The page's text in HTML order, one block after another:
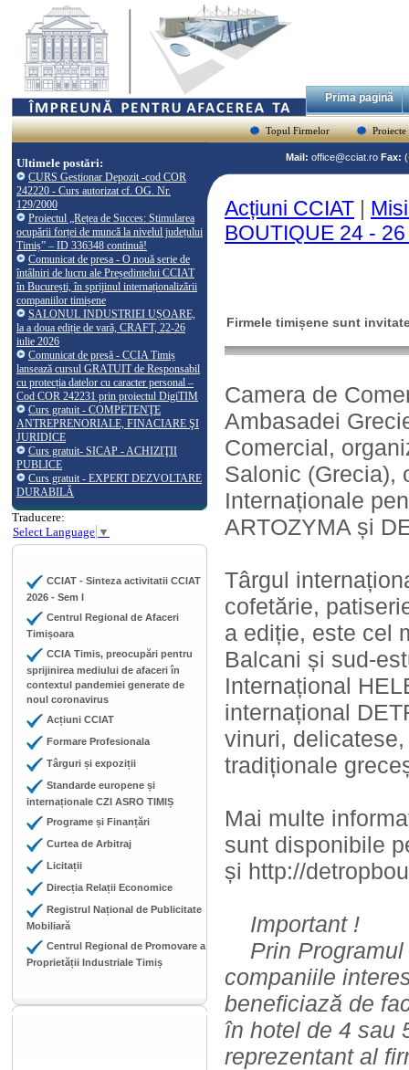
Prima pagină
Topul Firmelor Proiecte
Ultimele postări:
CURS Gestionar Depozit -cod COR
242220 - Curs autorizat cf. OG. Nr.
129/2000
Proiectul „Rețea de Succes: Stimularea
ocupării forței de muncă la nivelul județului
Timiș” – ID 336348 continuă!
Comunicat de presa - O nouă serie de
întâlniri de lucru ale Președintelui CCIAT
în București, în sprijinul internaționalizării
companiilor timișene
SALONUL INDUSTRIEI UȘOARE,
la a doua ediție de vară, CRAFT, 22-26
iulie 2026
Comunicat de presă - CCIA Timiș
lansează cursul GRATUIT de Responsabil
cu protecția datelor cu caracter personal –
Cod COR 242231 prin proiectul DigiTIM
Curs gratuit - COMPETENŢE
ANTREPRENORIALE, FINACIARE ŞI
JURIDICE
Curs gratuit- SICAP - ACHIZIŢII
PUBLICE
Curs gratuit - EXPERT DEZVOLTARE
DURABILĂ
Traducere:
Select Language ▼
CCIAT - Sinteza activitatii CCIAT
2026 - Sem I
Centrul Regional de Afaceri
Timișoara
CCIA Timis, preocupări pentru
sprijinirea mediului de afaceri în
contextul pandemiei generate de
noul coronavirus
Acțiuni CCIAT
Formare Profesionala
Târguri și expoziții
Standarde europene și
internaționale CZI ASRO TIMIȘ
Programe și Finanțări
Curtea de Arbitraj
Licitații
Direcția Relații Economice
Registrul Național de Publicitate
Mobiliară
Centrul Regional de Promovare a
Proprietății Industriale Timiș
Mail: office@cciat.ro Fax:
Acțiuni CCIAT |
BOUTIQUE 24 -
Firmele timișene sunt
Camera de
Ambasadei
Comercial,
Salonic (Grecia),
Internaționale
ARTOZYMA și
Târgul
cofetărie,
a ediție, este cel
Balcani și sud-
Internațional
internațional
vinuri,
tradiționale
Mai multe
sunt disponibile
și http://
Important !
Prin Programul
companiile
beneficiază de
în hotel de 4 sau
reprezentant al